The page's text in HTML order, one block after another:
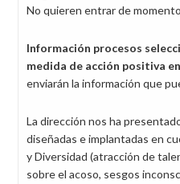
No quieren entrar de
Información procesos
medida de acción positiva
enviarán la información que
La dirección nos ha
diseñadas e implantadas en
y Diversidad (atracción de
sobre el acoso, sesgos